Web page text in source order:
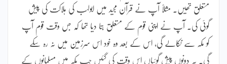
متعلق تھیں۔ مثلاً آپ نے قرآن مجید میں ابولہب کی ہلاکت کی پیش
گوئی کی۔ آپ نے اپنی قوم کے متعلق بتا دیا تھا کہ جس وقت قوم آپ
کو مکہ سے نکالے گی، اس کے بعد وہ خود اس سرزمین میں نہ رہ سکے
گی۔ یہ دونوں پیش گوئیاں اس وقت کی گئیں جب مکہ میں مسلمانوں کے